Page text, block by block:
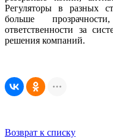
Регуляторы в разных
больше
ответственности за
решения компаний.
Возврат к списку